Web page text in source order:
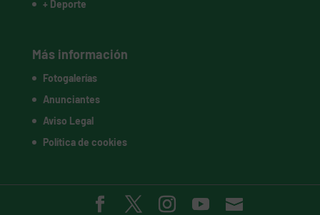
+ Deporte
Más información
Fotogalerías
Anunciantes
Aviso Legal
Política de cookies